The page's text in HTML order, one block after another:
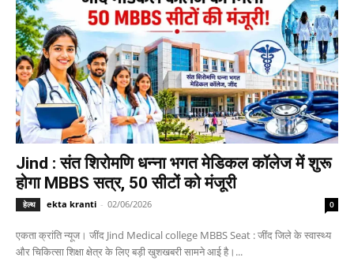
Jind : संत शिरोमणि धन्ना भगत मेडिकल कॉलेज में शुरू
होगा MBBS सत्र, 50 सीटों को मंजूरी
हेल्थ ekta kranti - 02/06/2026 0
एकता क्रांति न्यूज। जींद Jind Medical college MBBS Seat : जींद जिले के स्वास्थ्य
और चिकित्सा शिक्षा क्षेत्र के लिए बड़ी खुशखबरी सामने आई है।...